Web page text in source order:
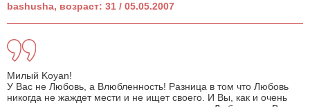
bashusha, возраст: 31 / 05.05.2007
Милый Koyan!
У Вас не Любовь, а Влюбленность! Разница в том что Любовь
никогда не жаждет мести и не ищет своего. И Вы, как и очень